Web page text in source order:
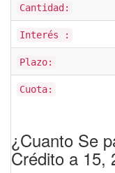
Cantidad:
Interés :
Plazo:
Cuota:
¿Cuanto Se
Crédito a 15,